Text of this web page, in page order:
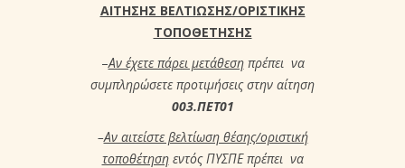
ΑΙΤΗΣΗΣ ΒΕΛΤΙΩΣΗΣ/ΟΡΙΣΤΙΚΗΣ
ΤΟΠΟΘΕΤΗΣΗΣ
–Αν έχετε πάρει μετάθεσηπρέπει να
συμπληρώσετε προτιμήσεις στην αίτηση
003.ΠΕΤ01
–Αν αιτείστε βελτίωση θέσης/οριστική
τοποθέτησηεντός ΠΥΣΠΕ πρέπει να